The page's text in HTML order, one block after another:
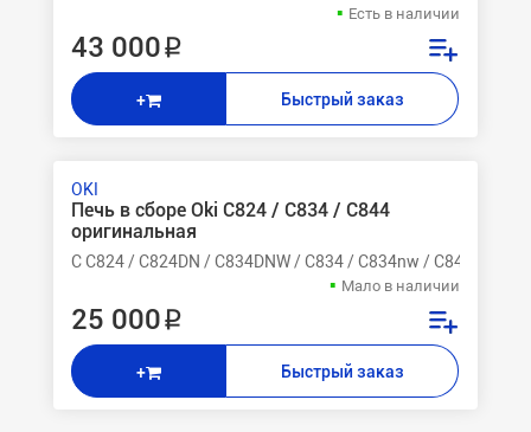
Есть в наличии
43 000 ₽
+ Быстрый заказ
OKI
Печь в сборе Oki C824 / C834 / C844
оригинальная
C C824 / C824DN / C834DNW / C834 / C834nw / C844 /
Мало в наличии
25 000 ₽
+ Быстрый заказ